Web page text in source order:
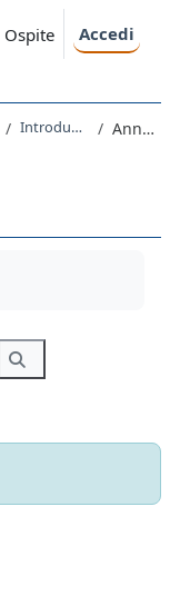
Ospite Accedi
Introduzione Annunci
Cerca nei forum
Cerca nei forum